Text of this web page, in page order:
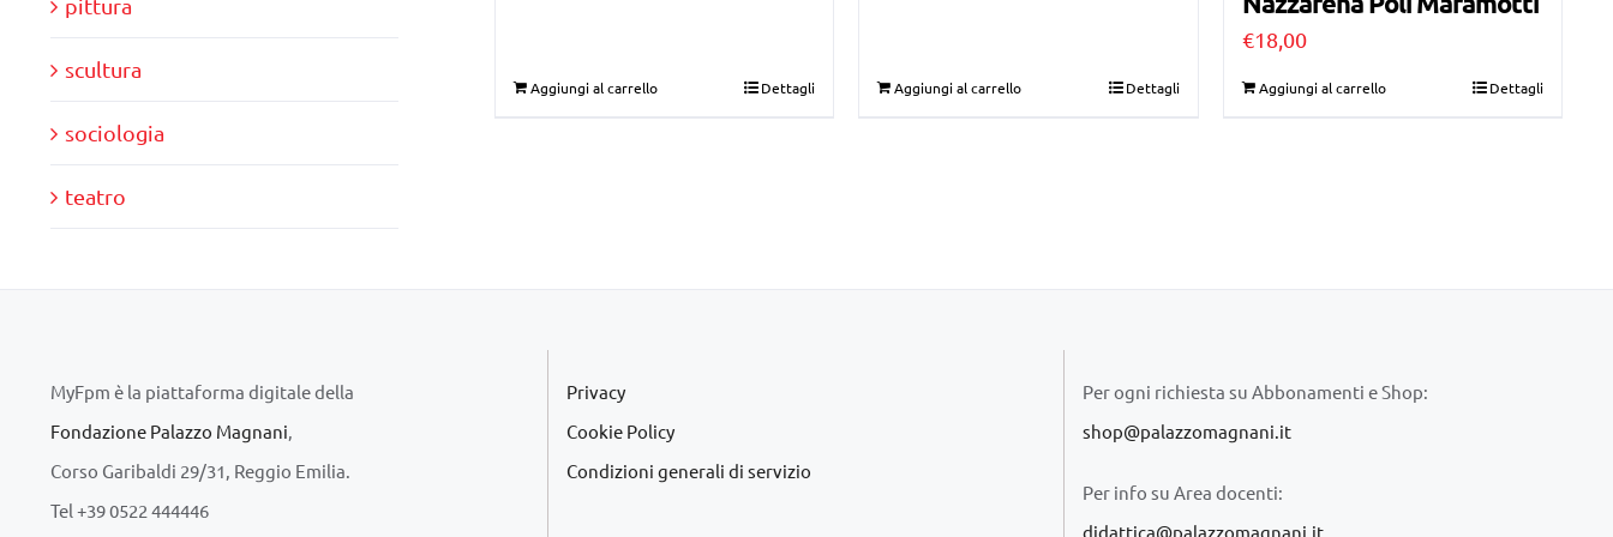
Aggiungi al carrello Dettagli Aggiungi al carrello Dettagli
€18,00
Aggiungi al carrello Dettagli
scultura
sociologia
teatro
MyFpm è la piattaforma digitale della
Fondazione Palazzo Magnani
Corso Garibaldi 29/31, Reggio Emilia.
Tel +39 0522 444446
Privacy
Cookie Policy
Condizioni generali di servizio
Per ogni richiesta su Abbonamenti e Shop:
shop@palazzomagnani.it
Per info su Area docenti:
didattica@palazzomagnani.it